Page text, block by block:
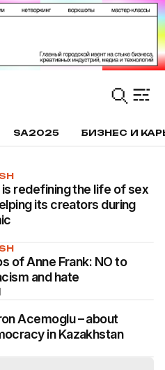
SA2025 БИЗНЕС И
is redefining the life of sex
its creators during
of Anne Frank: NO to
and hate
Acemoglu – about
in Kazakhstan